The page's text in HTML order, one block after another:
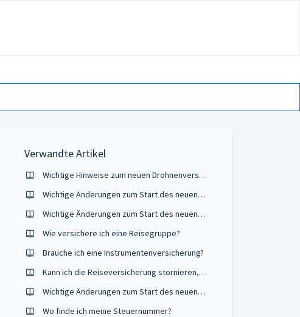
Verwandte Artikel
Wichtige Hinweise zum neuen Drohnenversicherungsvergleich
Wichtige Änderungen zum Start des neuen Verkehrsjahres 2025/2026
Wichtige Änderungen zum Start des neuen Verkehrsjahres 2024/2025
Wie versichere ich eine Reisegruppe?
Brauche ich eine Instrumentenversicherung?
Kann ich die Reiseversicherung stornieren, wenn ich meine Reise nicht antreten kann?
Wichtige Änderungen zum Start des neuen Verkehrsjahres 2026/27
Wo finde ich meine Steuernummer?